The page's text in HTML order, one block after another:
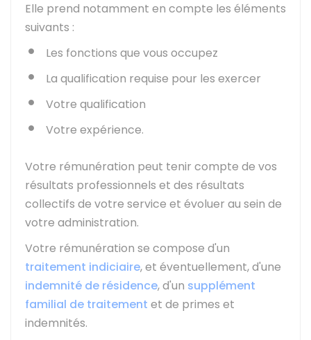
Elle prend notamment en compte les éléments
suivants :
Les fonctions que vous occupez
La qualification requise pour les exercer
Votre qualification
Votre expérience.
Votre rémunération peut tenir compte de vos
résultats professionnels et des résultats
collectifs de votre service et évoluer au sein de
votre administration.
Votre rémunération se compose d'un
traitement indiciaire, et éventuellement, d'une
indemnité de résidence, d'un supplément
familial de traitement et de primes et
indemnités.